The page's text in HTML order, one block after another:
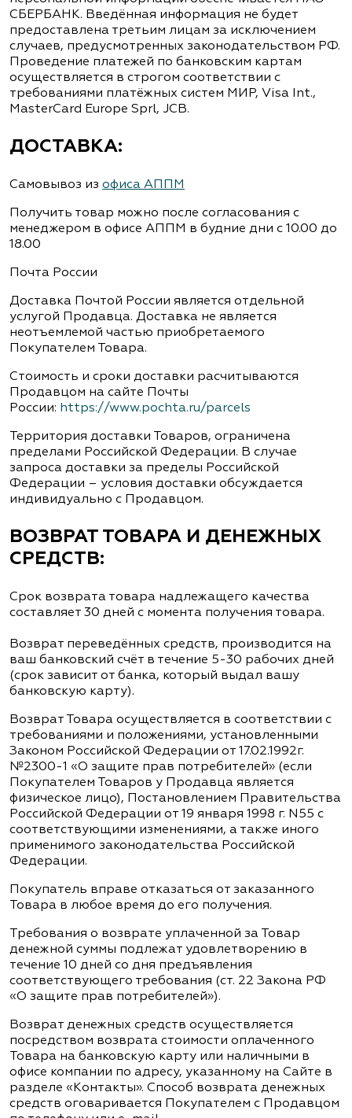
СБЕРБАНК. Введённая информация не будет
предоставлена третьим лицам за исключением
случаев, предусмотренных законодательством РФ.
Проведение платежей по банковским картам
осуществляется в строгом соответствии с
требованиями платёжных систем МИР, Visa Int.,
MasterCard Europe Sprl, JCB.
ДОСТАВКА:
Самовывоз из офиса АППМ
Получить товар можно после согласования с
менеджером в офисе АППМ в будние дни с 10.00 до
18.00
Почта России
Доставка Почтой России является отдельной
услугой Продавца. Доставка не является
неотъемлемой частью приобретаемого
Покупателем Товара.
Стоимость и сроки доставки расчитываются
Продавцом на сайте Почты
России: https://www.pochta.ru/parcels
Территория доставки Товаров, ограничена
пределами Российской Федерации. В случае
запроса доставки за пределы Российской
Федерации – условия доставки обсуждается
индивидуально с Продавцом.
ВОЗВРАТ ТОВАРА И ДЕНЕЖНЫХ
СРЕДСТВ:
Срок возврата товара надлежащего качества
составляет 30 дней с момента получения товара.
Возврат переведённых средств, производится на
ваш банковский счёт в течение 5-30 рабочих дней
(срок зависит от банка, который выдал вашу
банковскую карту).
Возврат Товара осуществляется в соответствии с
требованиями и положениями, установленными
Законом Российской Федерации от 17.02.1992г.
№2300-1 «О защите прав потребителей» (если
Покупателем Товаров у Продавца является
физическое лицо), Постановлением Правительства
Российской Федерации от 19 января 1998 г. N55 с
соответствующими изменениями, а также иного
применимого законодательства Российской
Федерации.
Покупатель вправе отказаться от заказанного
Товара в любое время до его получения.
Требования о возврате уплаченной за Товар
денежной суммы подлежат удовлетворению в
течение 10 дней со дня предъявления
соответствующего требования (ст. 22 Закона РФ
«О защите прав потребителей»).
Возврат денежных средств осуществляется
посредством возврата стоимости оплаченного
Товара на банковскую карту или наличными в
офисе компании по адресу, указанному на Сайте в
разделе «Контакты». Способ возврата денежных
средств оговаривается Покупателем с Продавцом